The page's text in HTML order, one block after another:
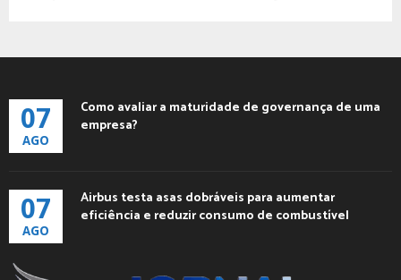
07
AGO
Como avaliar a maturidade de governança de uma
empresa?
07
AGO
Airbus testa asas dobráveis para aumentar
eficiência e reduzir consumo de combustível